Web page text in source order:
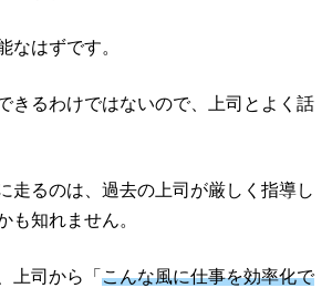
なはずです。
きるわけではないので、上司とよく話
走るのは、過去の上司が厳しく指導し
も知れません。
上司から「 こんな風に仕事を効率化で